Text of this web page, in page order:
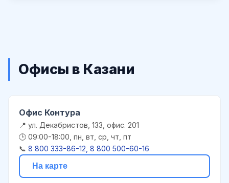
Офисы в Казани
Офис Контура
📍 ул. Декабристов, 133, офис. 201
🕒 09:00-18:00, пн, вт, ср, чт, пт
📞 8 800 333-86-12, 8 800 500-60-16
На карте